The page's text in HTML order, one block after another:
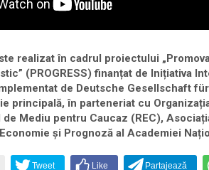
realizat în cadrul proiectului
(PROGRESS) finanțat de Inițiativa
de Deutsche Gesellschaft
principală, în parteneriat cu
Mediu pentru Caucaz (REC),
și Prognoză al Academiei